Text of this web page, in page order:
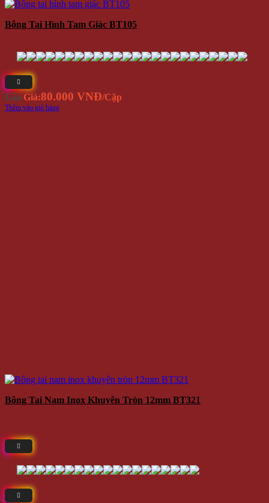
Bông Tai Hình Tam Giác BT105
Giá Giá:80.000 VNĐ/Cặp
Thêm vào giỏ hàng
Bông Tai Nam Inox Khuyên Tròn 12mm BT321